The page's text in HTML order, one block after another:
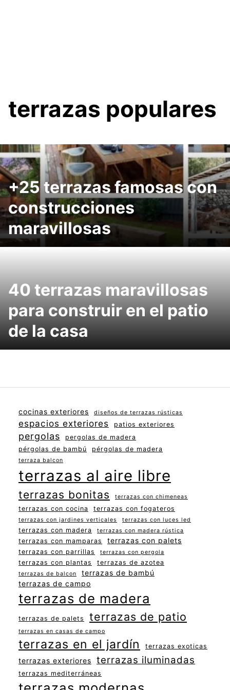
terrazas populares
+25 terrazas famosas con
construcciones
maravillosas
40 terrazas maravillosas
para construir en el patio
de la casa
cocinas exteriores diseños de terrazas rústicas
espacios exteriores patios exteriores
pergolas
pergolas de madera
pérgolas de bambú
pérgolas de madera
terraza balcon
terrazas al aire libre
terrazas bonitas terrazas con chimeneas
terrazas con cocina terrazas con fogateros
terrazas con jardines verticales terrazas con luces led
terrazas con madera terrazas con madera rústica
terrazas con mamparas terrazas con palets
terrazas con parrillas terrazas con pergola
terrazas con plantas terrazas de azotea
terrazas de balcon
terrazas de bambú
terrazas de campo
terrazas de madera
terrazas de palets terrazas de patio
terrazas en casas de campo
terrazas en el jardín terrazas exoticas
terrazas exteriores terrazas iluminadas
terrazas mediterráneas